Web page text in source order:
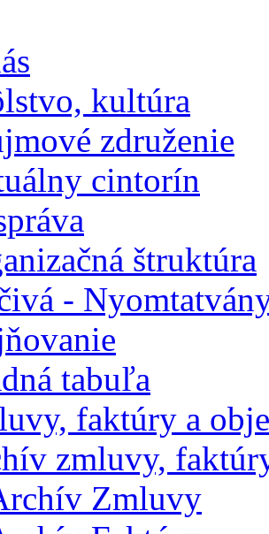
kultúra
združenie
cintorín
štruktúra
-
tabuľa
faktúry a
zmluvy,
Zmluvy